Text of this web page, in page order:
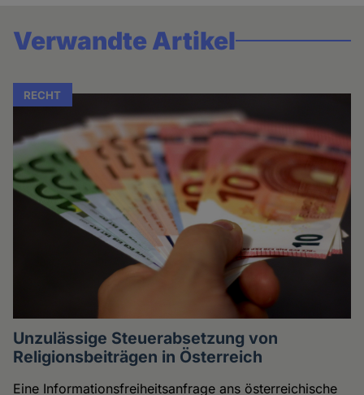
Verwandte Artikel
RECHT
Unzulässige Steuerabsetzung von
Religionsbeiträgen in Österreich
Eine Informationsfreiheitsanfrage ans österreichische